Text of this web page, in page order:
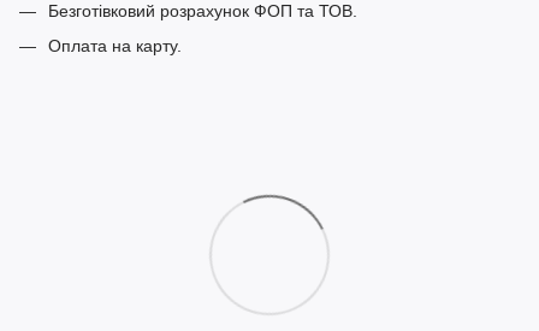
Безготівковий розрахунок ФОП та ТОВ.
Оплата на карту.